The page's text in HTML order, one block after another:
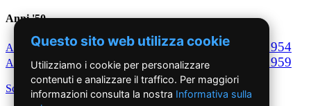
Anni '50
Anno1950Anno1951 Anno1952 Anno1953 1954
Anno 1955Anno1956 Anno1957Anno1958 1959
Scegli per decennio
Questo sito web utilizza cookie
Utilizziamo i cookie per personalizzare
contenuti e analizzare il traffico. Per maggiori
informazioni consulta la nostra Informativa sulla